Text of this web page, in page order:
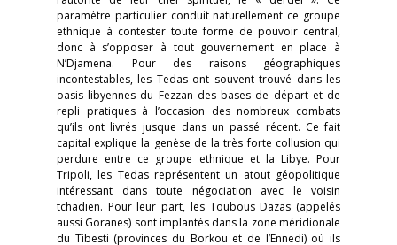
paramètre particulier conduit naturellement ce groupe
ethnique à contester toute forme de pouvoir central,
donc à s’opposer à tout gouvernement en place à
N’Djamena. Pour des raisons géographiques
incontestables, les Tedas ont souvent trouvé dans les
oasis libyennes du Fezzan des bases de départ et de
repli pratiques à l’occasion des nombreux combats
qu’ils ont livrés jusque dans un passé récent. Ce fait
capital explique la genèse de la très forte collusion qui
perdure entre ce groupe ethnique et la Libye. Pour
Tripoli, les Tedas représentent un atout géopolitique
intéressant dans toute négociation avec le voisin
tchadien. Pour leur part, les Toubous Dazas (appelés
aussi Goranes) sont implantés dans la zone méridionale
du Tibesti (provinces du Borkou et de l’Ennedi) où ils